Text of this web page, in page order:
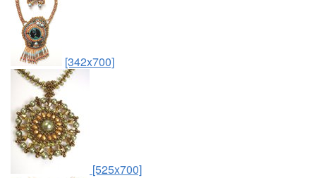
[342x700]
[525x700]